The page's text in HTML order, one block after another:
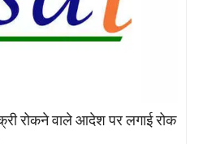
रोकने वाले आदेश पर लगाई रोक